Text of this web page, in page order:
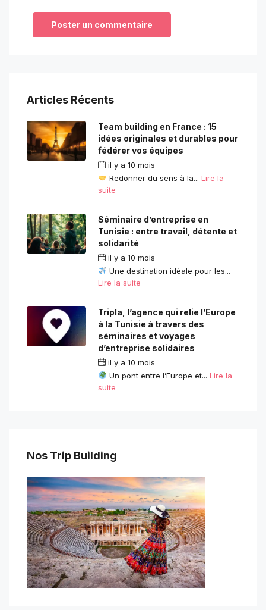
Articles Récents
Team building en France : 15
idées originales et durables pour
fédérer vos équipes
il y a 10 mois
Redonner du sens à la... Lire la
suite
Séminaire d’entreprise en
Tunisie : entre travail, détente et
solidarité
il y a 10 mois
Une destination idéale pour les...
Lire la suite
Tripla, l’agence qui relie l’Europe
à la Tunisie à travers des
séminaires et voyages
d’entreprise solidaires
il y a 10 mois
Un pont entre l’Europe et... Lire la
suite
Nos Trip Building